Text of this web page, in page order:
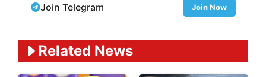
Join Telegram Join Now
Related News